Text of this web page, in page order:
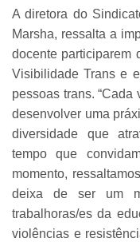
A diretora do
Marsha, ressalta a
docente participarem
Visibilidade Trans e
pessoas trans.
desenvolver uma
diversidade que
tempo que
momento,
deixa de ser um
trabalhoras/es da
violências e